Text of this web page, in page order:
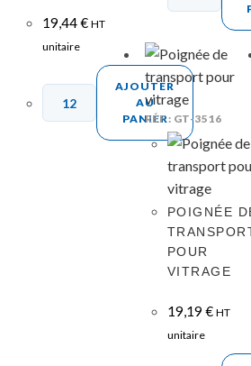
19,44€ HT
unitaire
AJOUTER
AU
PANIERRÉF : GT-3516
POIGNÉE
POUR
VITRAGE
19,19 € HT
unitaire